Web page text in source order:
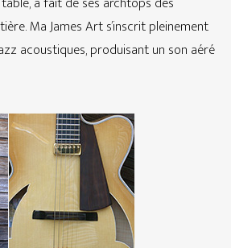
Ma James Art s’inscrit pleinement
acoustiques, produisant un son aéré